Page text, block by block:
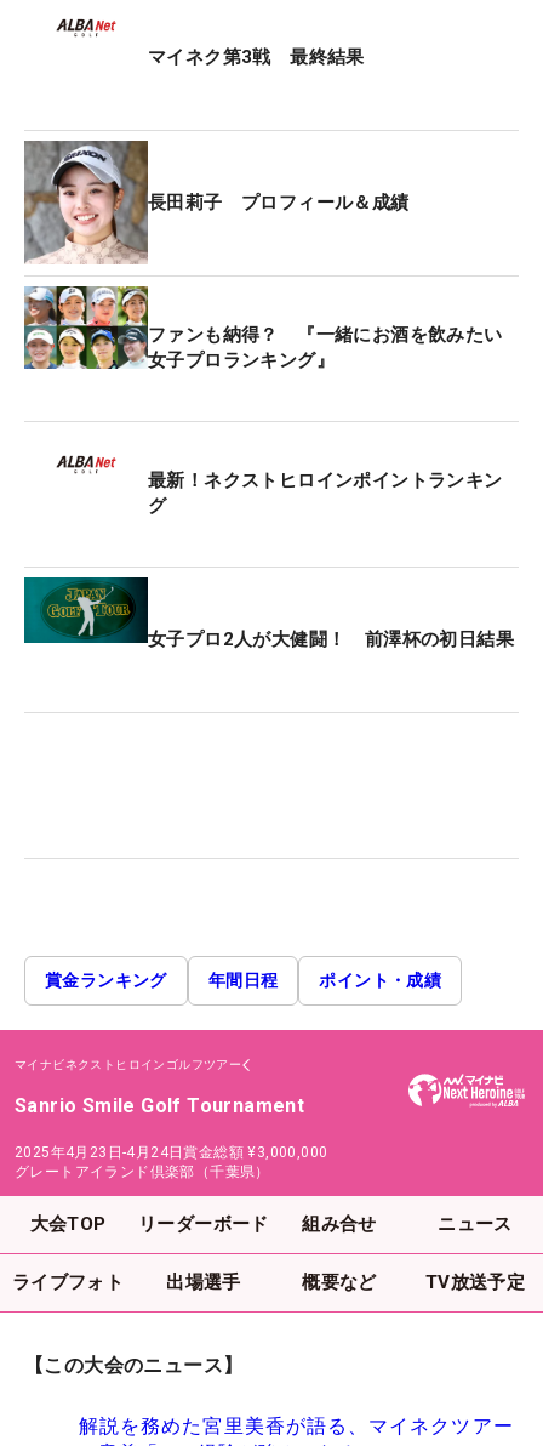
マイネク第3戦 最終結果
長田莉子 プロフィール＆成績
ファンも納得？ 『一緒にお酒を飲みたい
女子プロランキング』
最新！ネクストヒロインポイントランキン
グ
女子プロ2人が大健闘！ 前澤杯の初日結果
賞金ランキング 年間日程 ポイント・成績
マイナビネクストヒロインゴルフツアー
Sanrio Smile Golf Tournament
2025年4月23日-4月24日賞金総額 ¥3,000,000
グレートアイランド倶楽部（千葉県）
大会TOP リーダーボード 組み合せ ニュース
ライブフォト 出場選手 概要など TV放送予定
【この大会のニュース】
解説を務めた宮里美香が語る、マイネクツアー